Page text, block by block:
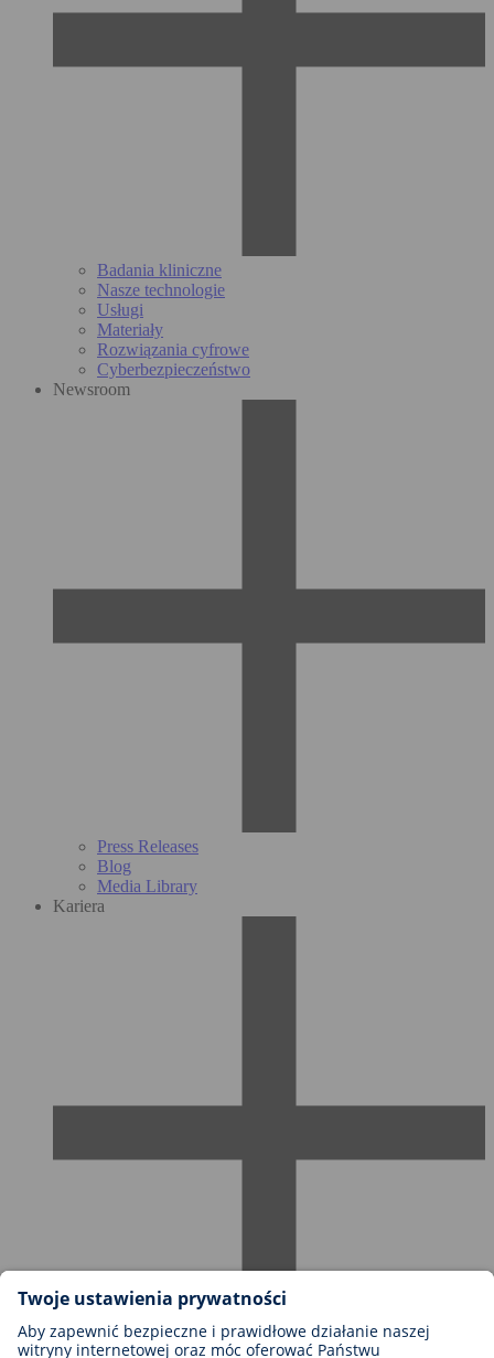
Badania kliniczne
Nasze technologie
Usługi
Materiały
Rozwiązania cyfrowe
Cyberbezpieczeństwo
Newsroom
Press Releases
Blog
Media Library
Kariera